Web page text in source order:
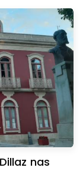
nas